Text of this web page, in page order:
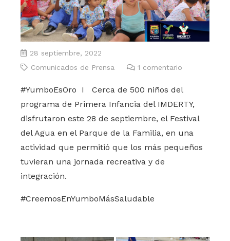
28 septiembre, 2022
Comunicados de Prensa
1 comentario
#YumboEsOro I Cerca de 500 niños del
programa de Primera Infancia del IMDERTY,
disfrutaron este 28 de septiembre, el Festival
del Agua en el Parque de la Familia, en una
actividad que permitió que los más pequeños
tuvieran una jornada recreativa y de
integración.
#CreemosEnYumboMásSaludable